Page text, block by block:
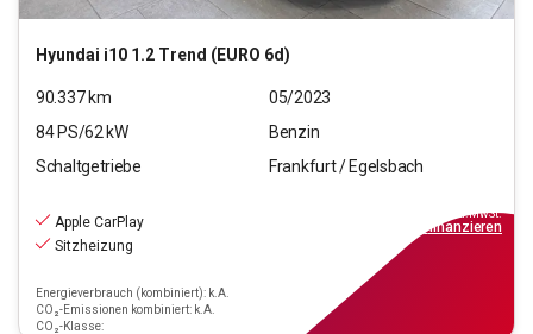
Hyundai i10 1.2 Trend (EURO 6d)
90.337km
05/2023
84PS/62 kW
Benzin
Schaltgetriebe
Frankfurt / Egelsbach
Apple CarPlay
Sitzheizung
Energieverbrauch (kombiniert): k.A.
CO₂-Emissionen kombiniert: k.A.
CO₂-Klasse:
inkl.MwSt.
finanzieren